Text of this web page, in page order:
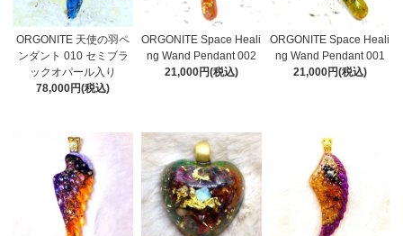
ORGONITE 天使の羽ペ
ンダント 010 セミブラ
ックオパール入り
78,000円(税込)
ORGONITE Space Heali
ng Wand Pendant 002
21,000円(税込)
ORGONITE Space Heali
ng Wand Pendant 001
21,000円(税込)